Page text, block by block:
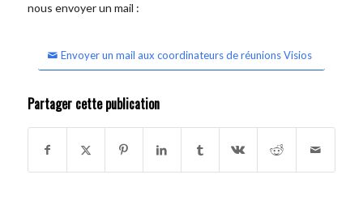
nous envoyer un mail :
Envoyer un mail aux coordinateurs de réunions Visios
Partager cette publication